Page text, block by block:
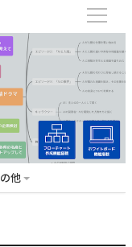
他